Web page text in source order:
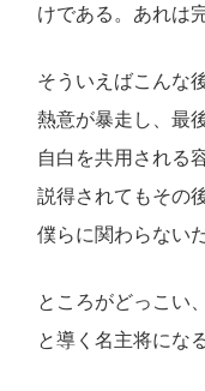
けである。あれは
そういえばこんな
熱意が暴走し、最
自白を共用される
説得されてもその
僕らに関わらない
ところがどっこい
と導く名主将にな